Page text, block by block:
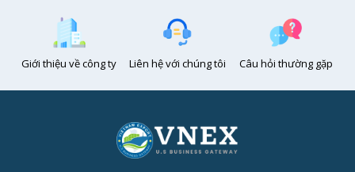
Giới thiệu về công ty Liên hệ với chúng tôi Câu hỏi thường gặp